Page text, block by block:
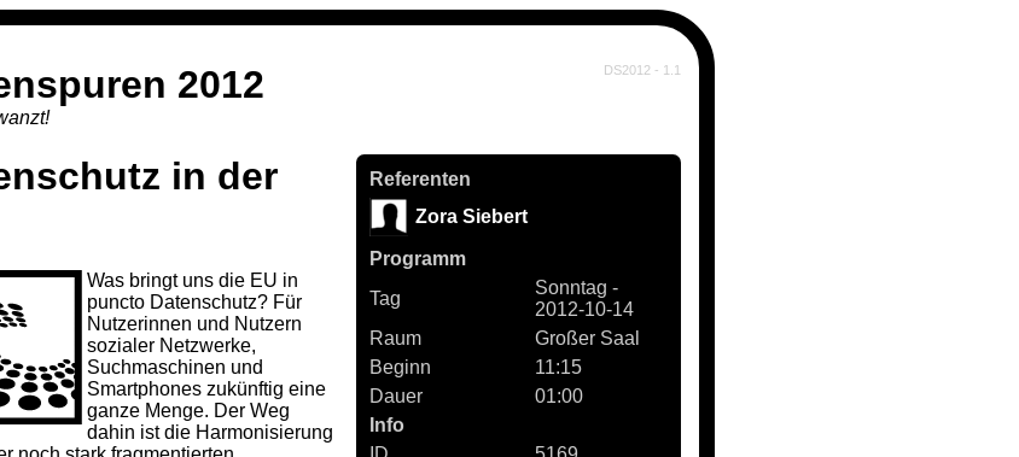
DS2012 - 1.1
2012
Referenten
Zora Siebert
Programm
Tag
Sonntag -
2012-10-14
Raum
Großer Saal
Beginn
11:15
Dauer
01:00
Info
in der
Was bringt uns die EU in
puncto Datenschutz? Für
Nutzerinnen und Nutzern
sozialer Netzwerke,
Suchmaschinen und
Smartphones zukünftig eine
ganze Menge. Der Weg
dahin ist die Harmonisierung